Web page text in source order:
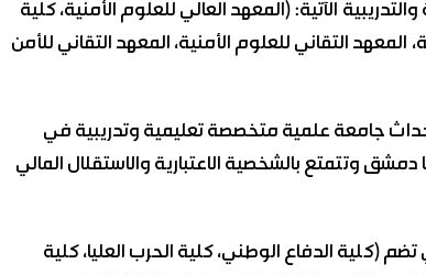
الآتية: (المعهد العالي للعلوم الأمنية، كلية
المعهد التقاني للعلوم الأمنية، المعهد التقاني للأمن
المرسوم رقم (147) لعام 2026 القاضي بإحداث جامعة علمية متخصصة تعليمية وتدريبية في
وتتمتع بالشخصية الاعتبارية والاستقلال المالي
(كلية الدفاع الوطني، كلية الحرب العليا، كلية